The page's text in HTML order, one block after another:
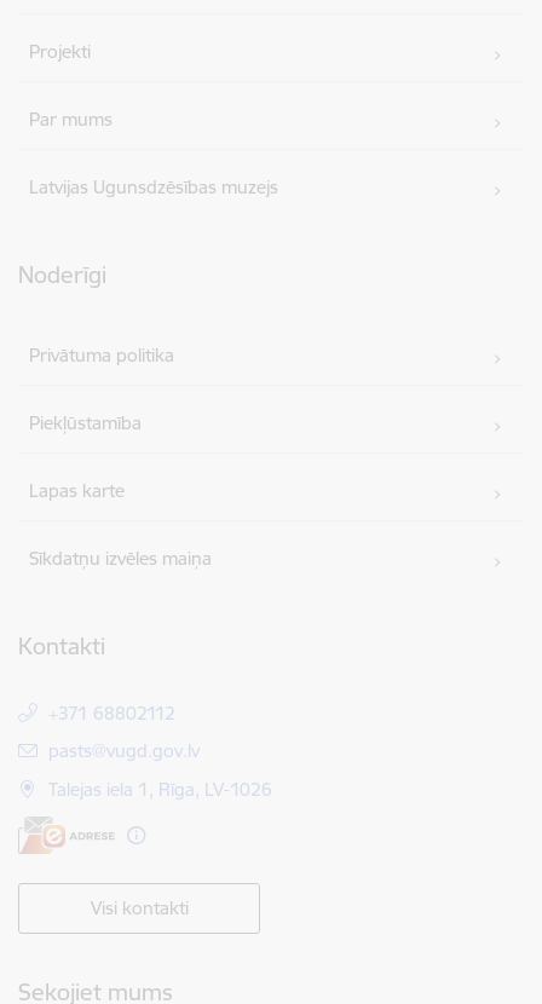
Projekti
Par mums
Latvijas Ugunsdzēsības muzejs
Noderīgi
Privātuma politika
Piekļūstamība
Lapas karte
Sīkdatņu izvēles maiņa
Kontakti
+371 68802112
E-pasts:
pasts@vugd.gov.lv
Talejas iela 1, Rīga, LV-1026
Visi kontakti
Sekojiet mums